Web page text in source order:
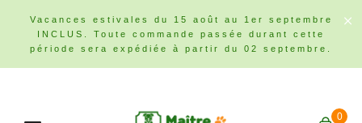
Vacances estivales du 15 août au 1er septembre
INCLUS. Toute commande passée durant cette
période sera expédiée à partir du 02 septembre.
0